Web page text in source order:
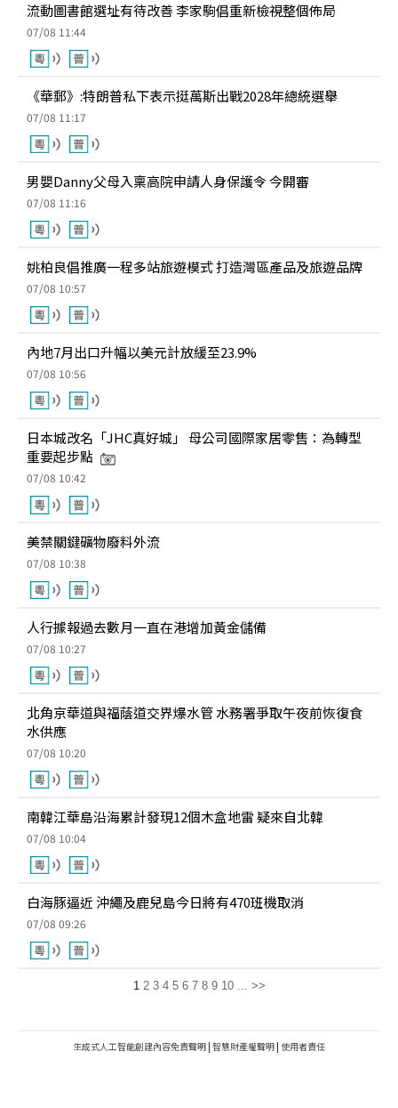
流動圖書館選址有待改善 李家駒倡重新檢視整個佈局
07/08 11:44
《華郵》:特朗普私下表示挺萬斯出戰2028年總統選舉
07/08 11:17
男嬰Danny父母入稟高院申請人身保護令 今開審
07/08 11:16
姚柏良倡推廣一程多站旅遊模式 打造灣區產品及旅遊品牌
07/08 10:57
內地7月出口升幅以美元計放緩至23.9%
07/08 10:56
日本城改名「JHC真好城」 母公司國際家居零售：為轉型
重要起步點
07/08 10:42
美禁關鍵礦物廢料外流
07/08 10:38
人行據報過去數月一直在港增加黃金儲備
07/08 10:27
北角京華道與福蔭道交界爆水管 水務署爭取午夜前恢復食
水供應
07/08 10:20
南韓江華島沿海累計發現12個木盒地雷 疑來自北韓
07/08 10:04
白海豚逼近 沖繩及鹿兒島今日將有470班機取消
07/08 09:26
1 2 3 4 5 6 7 8 9 10 ... >>
生成式人工智能創建內容免責聲明 | 智慧財產權聲明 | 使用者責任